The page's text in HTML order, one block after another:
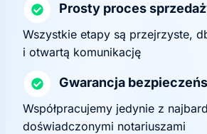
Prosty proces
Wszystkie etapy są przejrzyste,
i otwartą komunikację
Gwarancja
Współpracujemy jedynie z
doświadczonymi notariuszami